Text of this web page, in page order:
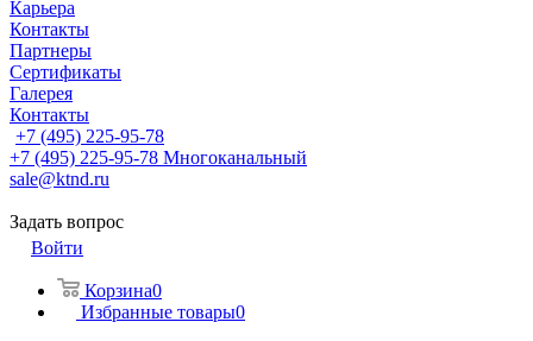
Карьера
Контакты
Партнеры
Сертификаты
Галерея
Контакты
+7 (495) 225-95-78
+7 (495) 225-95-78 Многоканальный
sale@ktnd.ru
Задать вопрос
Войти
Корзина0
Избранные товары0